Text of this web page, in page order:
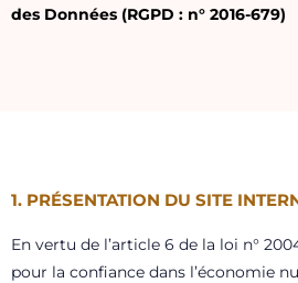
des Données (RGPD : n° 2016-679)
1. PRÉSENTATION DU SITE
En vertu de l’article 6 de la loi n°
pour la confiance dans l’économie